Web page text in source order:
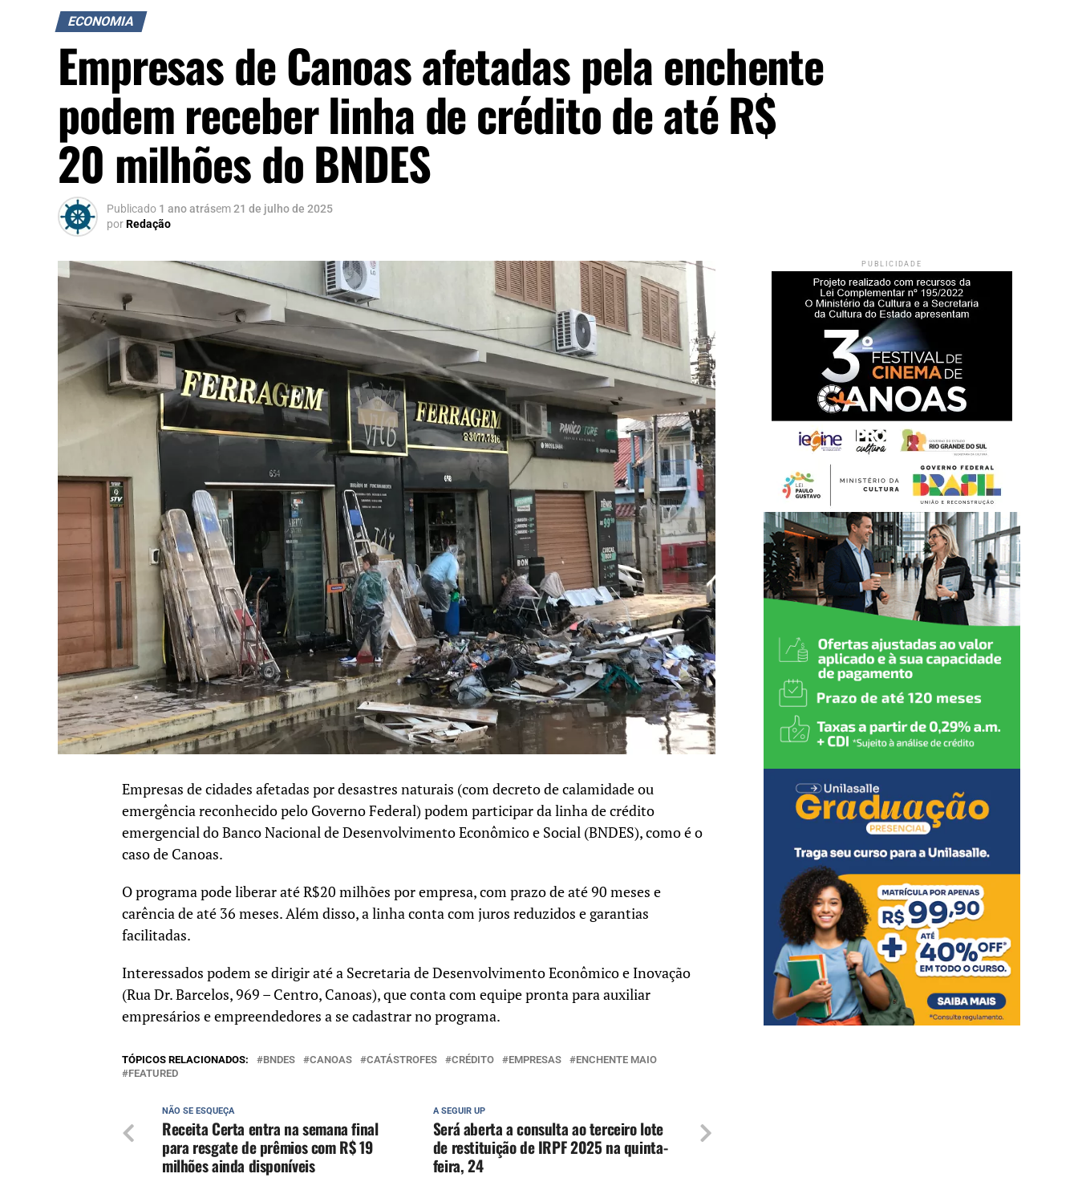
ECONOMIA
Empresas de Canoas afetadas pela enchente
podem receber linha de crédito de até R$
20 milhões do BNDES
Publicado 1 ano atrásem21 de julho de 2025
porRedação
Empresas de cidades afetadas por desastres naturais (com decreto de calamidade ou
emergência reconhecido pelo Governo Federal) podem participar da linha de crédito
emergencial do Banco Nacional de Desenvolvimento Econômico e Social (BNDES), como é o
caso de Canoas.
O programa pode liberar até R$20 milhões por empresa, com prazo de até 90 meses e
carência de até 36 meses. Além disso, a linha conta com juros reduzidos e garantias
facilitadas.
Interessados podem se dirigir até a Secretaria de Desenvolvimento Econômico e Inovação
(Rua Dr. Barcelos, 969 – Centro, Canoas), que conta com equipe pronta para auxiliar
empresários e empreendedores a se cadastrar no programa.
TÓPICOS RELACIONADOS: BNDES CANOAS CATÁSTROFES CRÉDITO EMPRESAS
ENCHENTE MAIO
FEATURED
A SEGUIR UP
Será aberta a consulta ao terceiro lote
de restituição de IRPF 2025 na quinta-
feira, 24
NÃO SE ESQUEÇA
Receita Certa entra na semana final
para resgate de prêmios com R$ 19
milhões ainda disponíveis
PUBLICIDADE